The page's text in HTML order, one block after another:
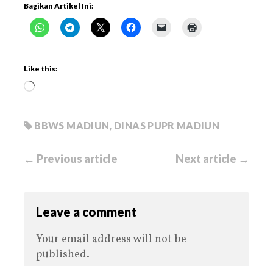
Bagikan Artikel Ini:
Like this:
BBWS MADIUN, DINAS PUPR MADIUN
← Previous article Next article →
Leave a comment
Your email address will not be
published.